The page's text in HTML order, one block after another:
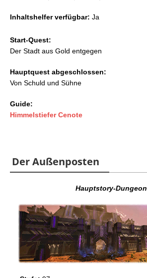
Inhaltshelfer verfügbar: Ja
Start-Quest:
Der Stadt aus Gold entgegen
Hauptquest abgeschlossen:
Von Schuld und Sühne
Guide:
Himmelstiefer Cenote
Der Außenposten
Hauptstory-Dungeon